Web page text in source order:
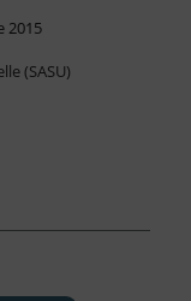
2015
(SASU)